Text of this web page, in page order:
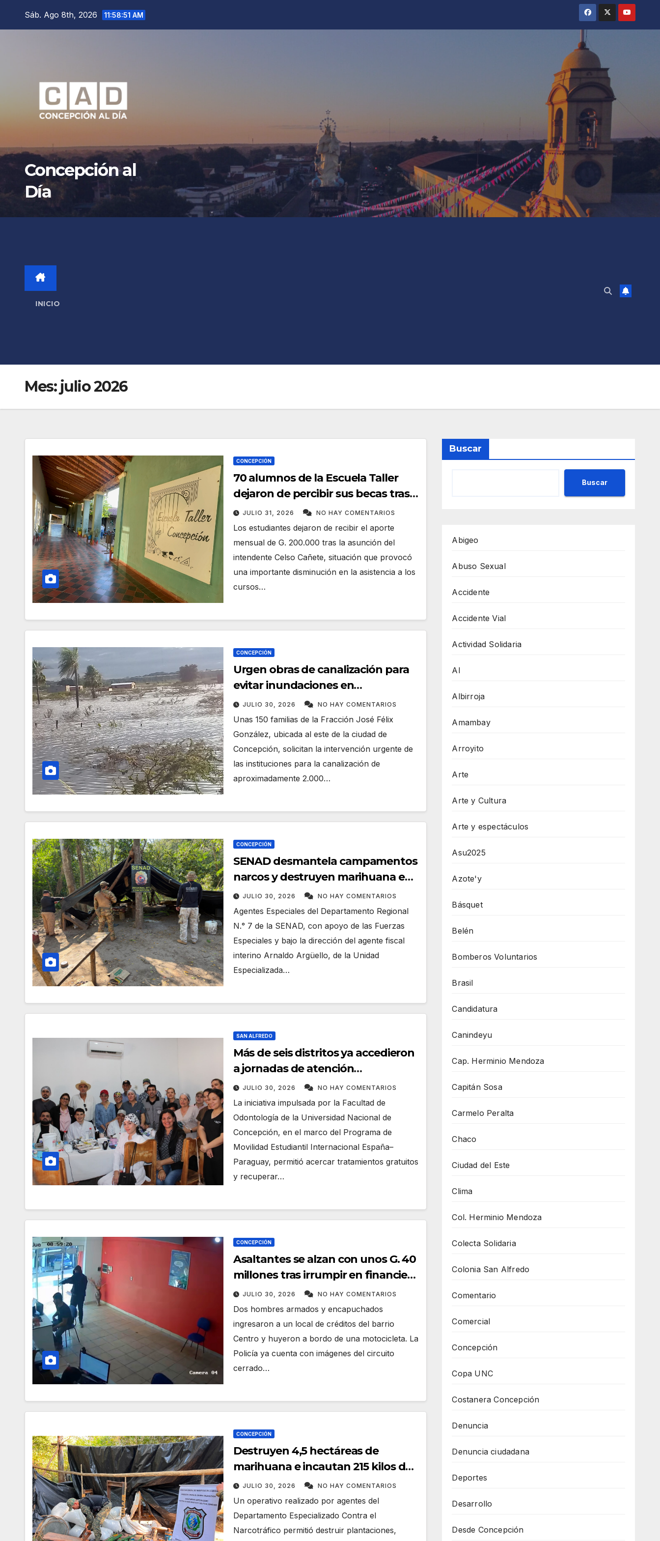
Sáb. Ago 8th, 2026 11:58:53 AM
Concepción al
Día
INICIO
Mes: julio 2026
CONCEPCIÓN
70 alumnos de la Escuela Taller
dejaron de percibir sus becas tras
el cambio de administración
municipal
JULIO 31, 2026 NO HAY COMENTARIOS
Los estudiantes dejaron de recibir el aporte
mensual de G. 200.000 tras la asunción del
intendente Celso Cañete, situación que provocó
una importante disminución en la asistencia a los
cursos…
CONCEPCIÓN
Urgen obras de canalización para
evitar inundaciones en
Concepción
JULIO 30, 2026 NO HAY COMENTARIOS
Unas 150 familias de la Fracción José Félix
González, ubicada al este de la ciudad de
Concepción, solicitan la intervención urgente de
las instituciones para la canalización de
aproximadamente 2.000…
CONCEPCIÓN
SENAD desmantela campamentos
narcos y destruyen marihuana en
San Carlos del Apa
JULIO 30, 2026 NO HAY COMENTARIOS
Agentes Especiales del Departamento Regional
N.° 7 de la SENAD, con apoyo de las Fuerzas
Especiales y bajo la dirección del agente fiscal
interino Arnaldo Argüello, de la Unidad
Especializada…
SAN ALFREDO
Más de seis distritos ya accedieron
a jornadas de atención
odontológica gratuita
JULIO 30, 2026 NO HAY COMENTARIOS
La iniciativa impulsada por la Facultad de
Odontología de la Universidad Nacional de
Concepción, en el marco del Programa de
Movilidad Estudiantil Internacional España–
Paraguay, permitió acercar tratamientos gratuitos
y recuperar…
CONCEPCIÓN
Asaltantes se alzan con unos G. 40
millones tras irrumpir en financiera
de Concepción
JULIO 30, 2026 NO HAY COMENTARIOS
Dos hombres armados y encapuchados
ingresaron a un local de créditos del barrio
Centro y huyeron a bordo de una motocicleta. La
Policía ya cuenta con imágenes del circuito
cerrado…
CONCEPCIÓN
Destruyen 4,5 hectáreas de
marihuana e incautan 215 kilos de
droga prensada en Concepción
JULIO 30, 2026 NO HAY COMENTARIOS
Un operativo realizado por agentes del
Departamento Especializado Contra el
Narcotráfico permitió destruir plantaciones,
Buscar
Buscar
Abigeo
Abuso Sexual
Accidente
Accidente Vial
Actividad Solidaria
AI
Albirroja
Amambay
Arroyito
Arte
Arte y Cultura
Arte y espectáculos
Asu2025
Azote'y
Básquet
Belén
Bomberos Voluntarios
Brasil
Candidatura
Canindeyu
Cap. Herminio Mendoza
Capitán Sosa
Carmelo Peralta
Chaco
Ciudad del Este
Clima
Col. Herminio Mendoza
Colecta Solidaria
Colonia San Alfredo
Comentario
Comercial
Concepción
Copa UNC
Costanera Concepción
Denuncia
Denuncia ciudadana
Deportes
Desarrollo
Desde Concepción